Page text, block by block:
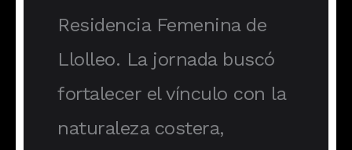
Residencia Femenina de
Llolleo. La jornada buscó
fortalecer el vínculo con la
naturaleza costera,